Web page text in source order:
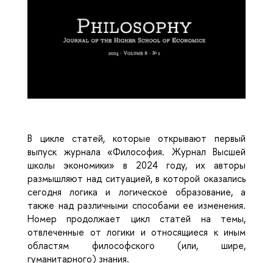
В цикле статей, которые открывают первый
выпуск журнала «Философия. Журнал Высшей
школы экономики» в 2024 году, их авторы
размышляют над ситуацией, в которой оказались
сегодня логика и логическое образование, а
также над различными способами ее изменения.
Номер продолжает цикл статей на темы,
отвлеченные от логики и относящиеся к иным
областям философского (или, шире,
гуманитарного) знания.